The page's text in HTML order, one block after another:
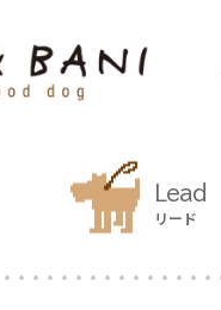
Lead
リード